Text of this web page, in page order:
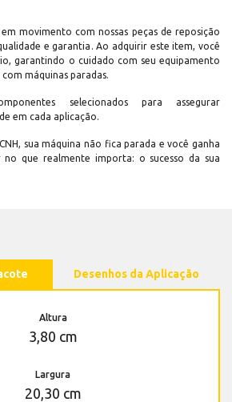
movimento com nossas peças de reposição
e garantia. Ao adquirir este item, você
garantindo o cuidado com seu equipamento
máquinas paradas.
selecionados para assegurar
em cada aplicação.
sua máquina não fica parada e você ganha
que realmente importa: o sucesso da sua
Desenhos da Aplicação
Altura
3,80 cm
Largura
20,30 cm